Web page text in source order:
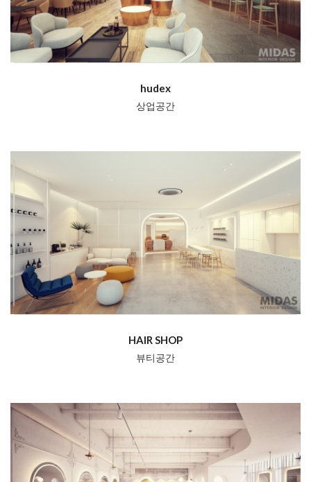
hudex
상업공간
HAIR SHOP
뷰티공간